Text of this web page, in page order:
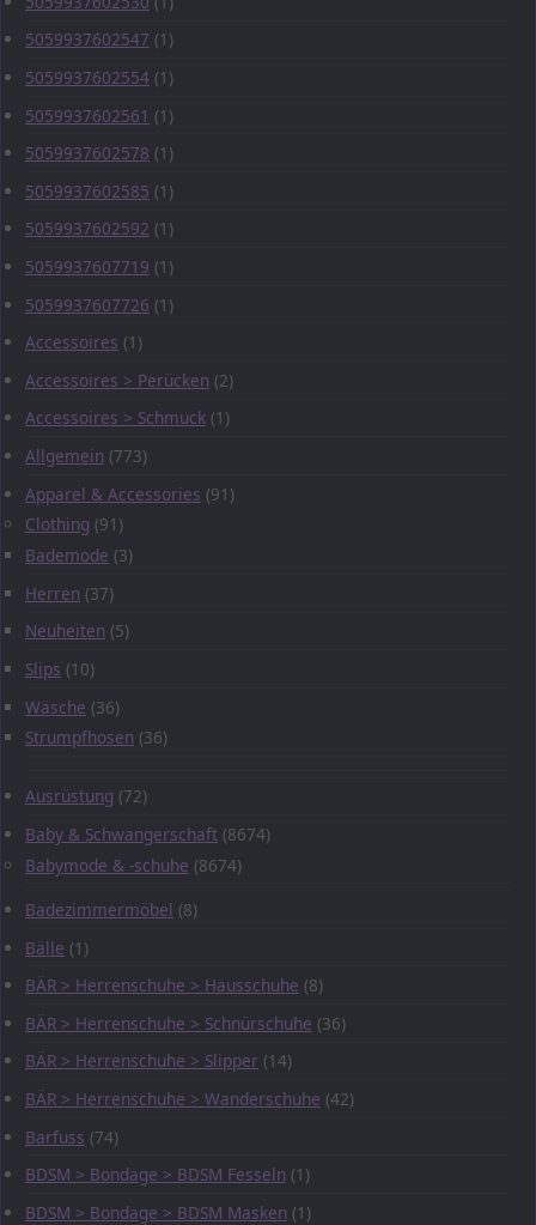
5059937602547 (1)
5059937602554 (1)
5059937602561 (1)
5059937602578 (1)
5059937602585 (1)
5059937602592 (1)
5059937607719 (1)
5059937607726 (1)
Accessoires (1)
Accessoires > Perücken (2)
Accessoires > Schmuck (1)
Allgemein (773)
Apparel & Accessories (91)
Clothing (91)
Bademode (3)
Herren (37)
Neuheiten (5)
Slips (10)
Wäsche (36)
Strumpfhosen (36)
Ausrüstung (72)
Baby & Schwangerschaft (8674)
Babymode & -schuhe (8674)
Badezimmermöbel (8)
Bälle (1)
BÄR > Herrenschuhe > Hausschuhe (8)
BÄR > Herrenschuhe > Schnürschuhe (36)
BÄR > Herrenschuhe > Slipper (14)
BÄR > Herrenschuhe > Wanderschuhe (42)
Barfuss (74)
BDSM > Bondage > BDSM Fesseln (1)
BDSM > Bondage > BDSM Masken (1)